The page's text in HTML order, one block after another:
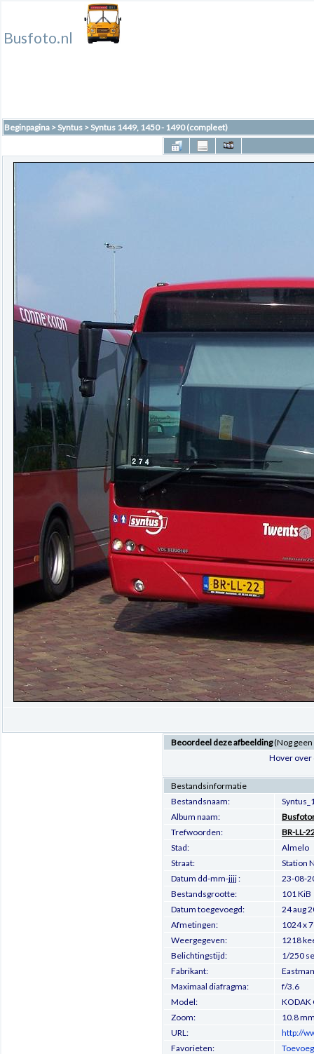
Busfoto.nl
Beginpagina >Syntus >Syntus 1449, 1450 - 1490 (compleet)
Beoordeel deze afbeelding(Nog
Hover over
Bestandsinformatie
Bestandsnaam:
Album naam:
Trefwoorden:
BR-LL-
Stad:
Almelo
Straat:
Station
Datum dd-mm-jjjj :
23-08-
Bestandsgrootte:
101 KiB
Datum toegevoegd:
24 aug
Afmetingen:
1024 x
Weergegeven:
1218
Belichtingstijd:
1/250
Fabrikant:
Maximaal diafragma:
f/3.6
Model:
KODAK
Zoom:
10.8
URL:
http://
Favorieten: